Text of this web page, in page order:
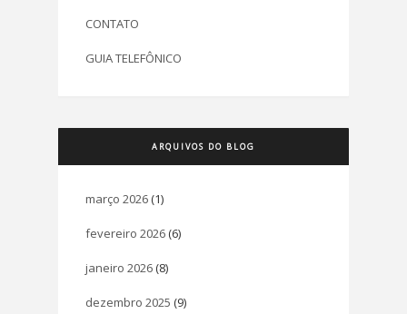
CONTATO
GUIA TELEFÔNICO
ARQUIVOS DO BLOG
março 2026 (1)
fevereiro 2026 (6)
janeiro 2026 (8)
dezembro 2025 (9)